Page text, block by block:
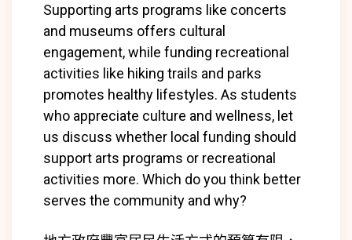
Supporting arts programs like concerts
and museums offers cultural
engagement, while funding recreational
activities like hiking trails and parks
promotes healthy lifestyles. As students
who appreciate culture and wellness, let
us discuss whether local funding should
support arts programs or recreational
activities more. Which do you think better
serves the community and why?